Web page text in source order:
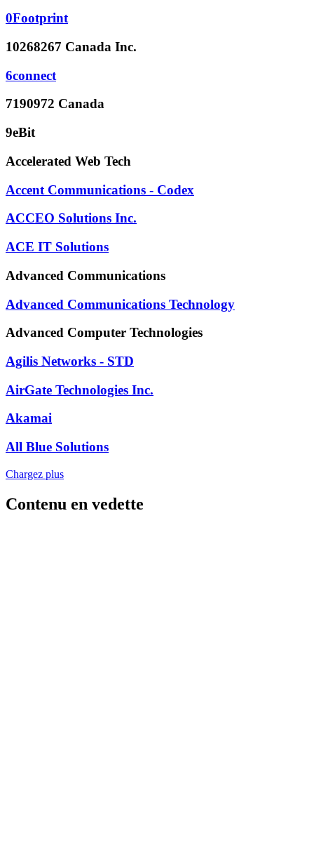
0Footprint
10268267 Canada Inc.
6connect
7190972 Canada
9eBit
Accelerated Web Tech
Accent Communications - Codex
ACCEO Solutions Inc.
ACE IT Solutions
Advanced Communications
Advanced Communications Technology
Advanced Computer Technologies
Agilis Networks - STD
AirGate Technologies Inc.
Akamai
All Blue Solutions
Chargez plus
Contenu en vedette